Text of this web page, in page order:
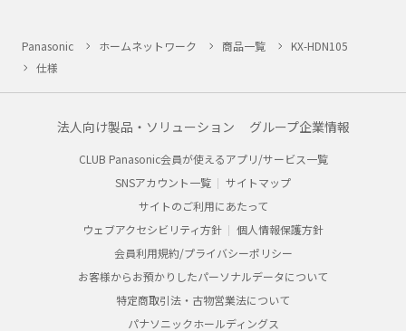
Panasonic ホームネットワーク 商品一覧
KX-HDN105
仕様
法人向け製品・ソリューション グループ企業情報
CLUB Panasonic会員が使えるアプリ/サービス一覧
SNSアカウント一覧
サイトマップ
サイトのご利用にあたって
ウェブアクセシビリティ方針
個人情報保護方針
会員利用規約/プライバシーポリシー
お客様からお預かりしたパーソナルデータについて
特定商取引法・古物営業法について
パナソニックホールディングス